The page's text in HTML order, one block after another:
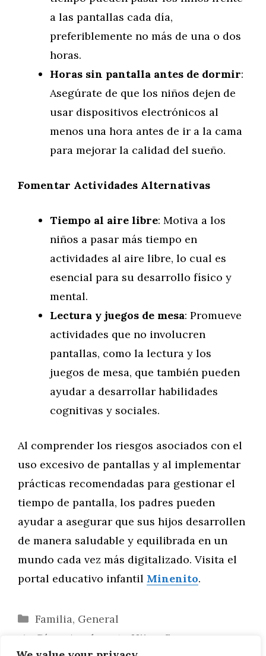
a las pantallas cada día,
preferiblemente no más de una o dos
horas.
Horas sin pantalla antes de dormir:
Asegúrate de que los niños dejen de
usar dispositivos electrónicos al
menos una hora antes de ir a la cama
para mejorar la calidad del sueño.
Fomentar Actividades Alternativas
Tiempo al aire libre: Motiva a los
niños a pasar más tiempo en
actividades al aire libre, lo cual es
esencial para su desarrollo físico y
mental.
Lectura y juegos de mesa: Promueve
actividades que no involucren
pantallas, como la lectura y los
juegos de mesa, que también pueden
ayudar a desarrollar habilidades
cognitivas y sociales.
Al comprender los riesgos asociados con el
uso excesivo de pantallas y al implementar
prácticas recomendadas para gestionar el
tiempo de pantalla, los padres pueden
ayudar a asegurar que sus hijos desarrollen
de manera saludable y equilibrada en un
mundo cada vez más digitalizado. Visita el
portal educativo infantil Minenito.
Categorías
Familia, General
Cómo Ayudar a tu Hijo a Superar sus